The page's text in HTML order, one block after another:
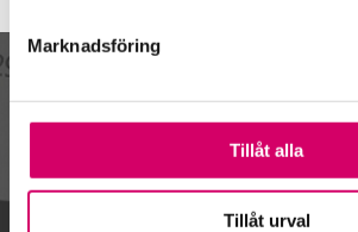
Marknadsföring
Tillåt alla
Tillåt urval
Kalendarium